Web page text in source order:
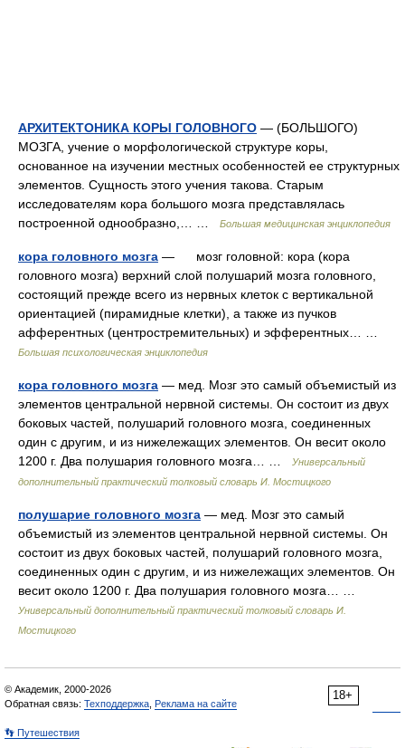
АРХИТЕКТОНИКА КОРЫ ГОЛОВНОГО — (БОЛЬШОГО)
МОЗГА, учение о морфологической структуре коры,
основанное на изучении местных особенностей ее структурных
элементов. Сущность этого учения такова. Старым
исследователям кора большого мозга представлялась
построенной однообразно,… …
Большая медицинская энциклопедия
кора головного мозга — мозг головной: кора (кора
головного мозга) верхний слой полушарий мозга головного,
состоящий прежде всего из нервных клеток с вертикальной
ориентацией (пирамидные клетки), а также из пучков
афферентных (центростремительных) и эфферентных… …
Большая психологическая энциклопедия
кора головного мозга — мед. Мозг это самый объемистый из
элементов центральной нервной системы. Он состоит из двух
боковых частей, полушарий головного мозга, соединенных
один с другим, и из нижележащих элементов. Он весит около
1200 г. Два полушария головного мозга… …
Универсальный
дополнительный практический толковый словарь И. Мостицкого
полушарие головного мозга — мед. Мозг это самый
объемистый из элементов центральной нервной системы. Он
состоит из двух боковых частей, полушарий головного мозга,
соединенных один с другим, и из нижележащих элементов. Он
весит около 1200 г. Два полушария головного мозга… …
Универсальный дополнительный практический толковый словарь И.
Мостицкого
18+
© Академик, 2000-2026
Обратная связь: Техподдержка Реклама на сайте
👣 Путешествия